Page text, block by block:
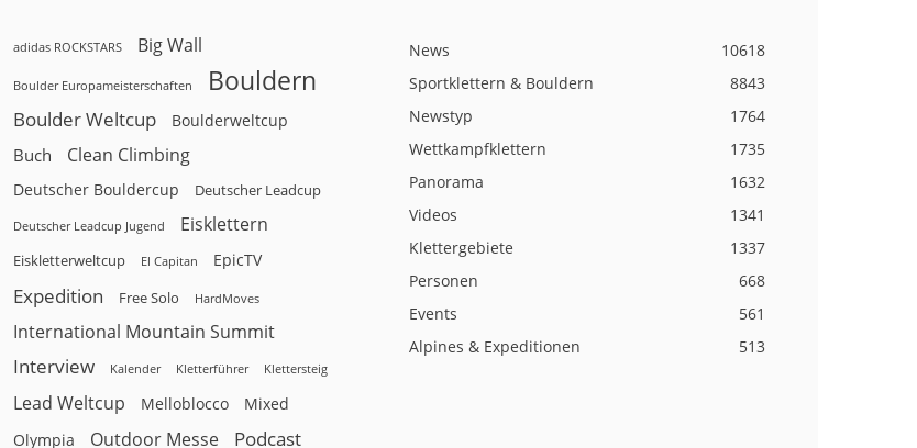
adidas ROCKSTARS Big Wall
Boulder Europameisterschaften Bouldern
Boulder Weltcup Boulderweltcup
Buch Clean Climbing
Deutscher Bouldercup Deutscher Leadcup
Deutscher Leadcup Jugend Eisklettern
Eiskletterweltcup El Capitan EpicTV
Expedition Free Solo HardMoves
International Mountain Summit
Interview Kalender Kletterführer Klettersteig
Lead Weltcup Melloblocco Mixed
Olympia Outdoor Messe Podcast
News
10618
Sportklettern & Bouldern
8843
Newstyp
1764
Wettkampfklettern
1735
Panorama
1632
Videos
1341
Klettergebiete
1337
Personen
668
Events
561
Alpines & Expeditionen
513